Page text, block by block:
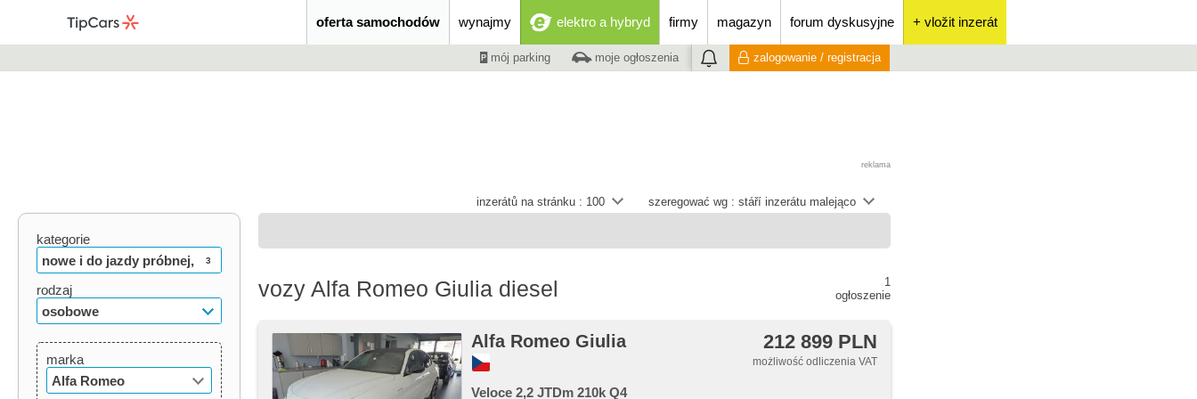
oferta samochodów wynajmy elektro a hybryd firmy magazyn forum dyskusyjne + vložit inzerát
mój parking moje ogłoszenia zalogowanie / registracja
reklama
szeregować wg : stáří inzerátu malejąco
inzerátů na stránku : 100
kategorie
nowe i do jazdy próbnej,
używane, oldtimery
3
rodzaj
osobowe
marka
Alfa Romeo
vozy Alfa Romeo Giulia diesel
1
ogłoszenie
Alfa Romeo Giulia 212 899 PLN
możliwość odliczenia VAT
Veloce 2,2 JTDm 210k Q4